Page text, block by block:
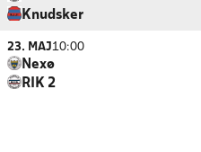
Knudsker
23. MAJ10:00
Nexø
RIK 2